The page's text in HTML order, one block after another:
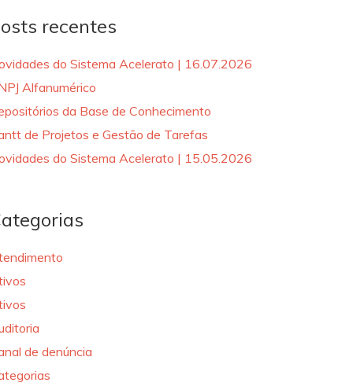
recentes
do Sistema Acelerato | 16.07.2026
Alfanumérico
da Base de Conhecimento
de Projetos e Gestão de Tarefas
do Sistema Acelerato | 15.05.2026
de denúncia